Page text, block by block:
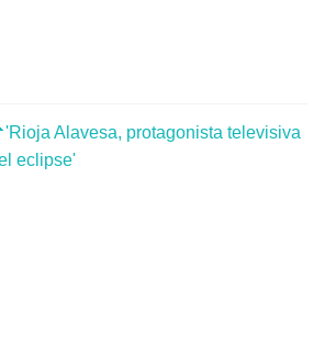
Alavesa, protagonista televisiva
eclipse'